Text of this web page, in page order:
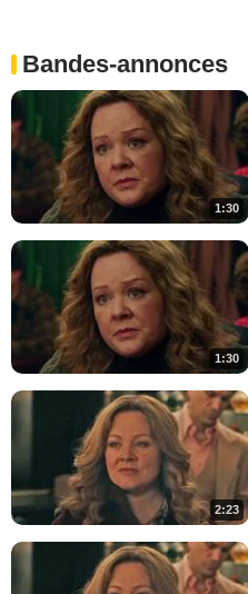
Bandes-annonces
1:30
1:30
2:23